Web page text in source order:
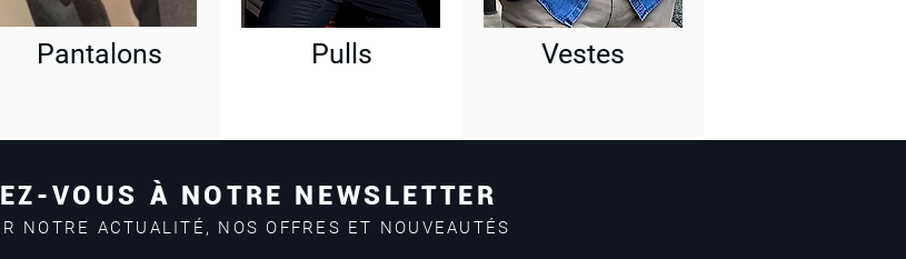
Pantalons Pulls Vestes
VOUS À NOTRE NEWSLETTER
NOTRE ACTUALITÉ, NOS OFFRES ET NOUVEAUTÉS